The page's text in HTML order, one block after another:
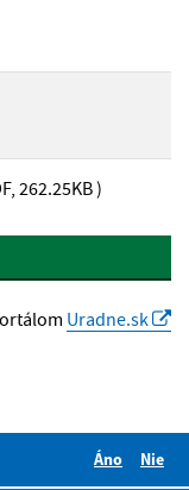
262.25KB )
Uradne.sk
Áno
Nie